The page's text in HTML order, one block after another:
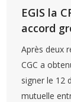
EGIS la
accord
Après deux
CGC a
signer le 12
mutuelle